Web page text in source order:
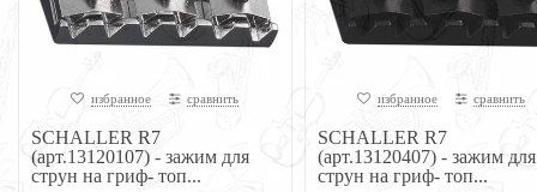
избранное сравнить
SCHALLER R7
(арт.13120107) - зажим для
струн на гриф- топ...
избранное сравнить
SCHALLER R7
(арт.13120407) - зажим для
струн на гриф- топ...